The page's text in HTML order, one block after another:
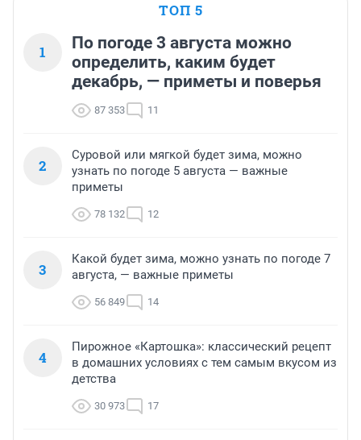
ТОП 5
1
По погоде 3 августа можно
определить, каким будет
декабрь, — приметы и поверья
87 353 11
2
Суровой или мягкой будет зима, можно
узнать по погоде 5 августа — важные
приметы
78 132 12
3
Какой будет зима, можно узнать по погоде 7
августа, — важные приметы
56 849 14
4
Пирожное «Картошка»: классический рецепт
в домашних условиях с тем самым вкусом из
детства
30 973 17